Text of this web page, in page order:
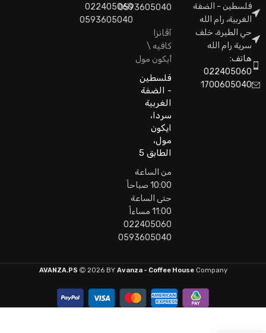
فلسطين - الضفة
الغربية، رام الله
حي الطيرة، خلف
سرية رام الله
هاتف:
022405060
1700605040
0593605040
022405060
0593605040
آڤانزا
كافيه \
أيكون مول
فلسطين
- الضفة
الغربية
سردا،
ايكون
مول،
الطابق 5
من الساعة
10:00 صباحاً
حتى الساعة
11:00 مساءاً
0593605040
AVANZA.PS 2026 BY Avanza - Coffee HouseCompany